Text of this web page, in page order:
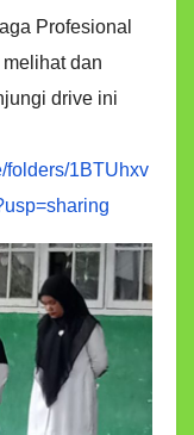
Profesional
dan
drive ini
folders/1BTUhxv